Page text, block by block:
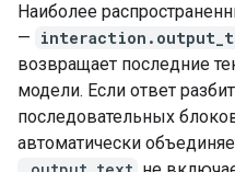
Наиболее
—
возвращает последние
модели. Если ответ
последовательных
автоматически